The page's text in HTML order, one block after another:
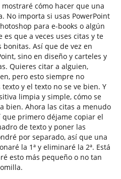
cómo hacer que una
No importa si usas PowerPoint
para e-books o algún
que a veces uses citas y te
Así que de vez en
sino en diseño y carteles y
Quieres citar a alguien,
pero esto siempre no
y el texto no se ve bien. Y
limpia y simple, cómo se
bien. Ahora las citas a menudo
primero déjame copiar el
de texto y poner las
por separado, así que una
la 1ª y eliminaré la 2ª. Está
esto más pequeño o no tan